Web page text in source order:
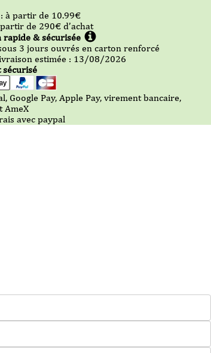
:à partir de 10.99€
de 290€ d’achat
rapide & sécurisée
3 jours ouvrés en carton renforcé
estimée : 13/08/2026
sécurisé
Google Pay, Apple Pay, virement bancaire,
AmeX
avec paypal